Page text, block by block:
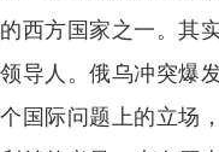
的西方国家之一。其
领导人。俄乌冲突爆
个国际问题上的立场